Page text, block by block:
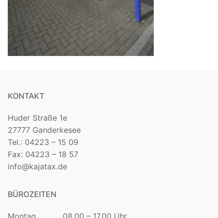
KONTAKT
Huder Straße 1e
27777 Ganderkesee
Tel.: 04223 – 15 09
Fax: 04223 – 18 57
info@kajatax.de
BÜROZEITEN
Montag 08.00 – 17.00 Uhr